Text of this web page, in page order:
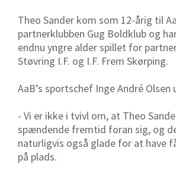
Theo Sander kom som 12-årig til
partnerklubben Gug Boldklub og
endnu yngre alder spillet for
Støvring I.F. og I.F. Frem Skørping.
AaB’s sportschef Inge André Olsen
- Vi er ikke i tvivl om, at Theo
spændende fremtid foran sig, og
naturligvis også glade for at have
på plads.